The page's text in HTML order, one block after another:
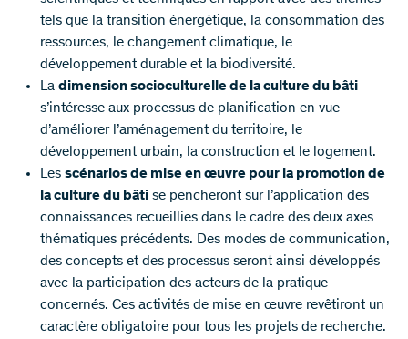
tels que la transition énergétique, la consommation des
ressources, le changement climatique, le
développement durable et la biodiversité.
La dimension socioculturelle de la culture du bâti
s’intéresse aux processus de planification en vue
d’améliorer l’aménagement du territoire, le
développement urbain, la construction et le logement.
Les scénarios de mise en œuvre pour la promotion de
la culture du bâti se pencheront sur l’application des
connaissances recueillies dans le cadre des deux axes
thématiques précédents. Des modes de communication,
des concepts et des processus seront ainsi développés
avec la participation des acteurs de la pratique
concernés. Ces activités de mise en œuvre revêtiront un
caractère obligatoire pour tous les projets de recherche.